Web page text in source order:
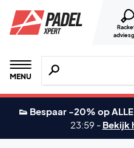
MENU
Zoeken naar
👟 Bespaar -20% op
23:59 - Bekijk